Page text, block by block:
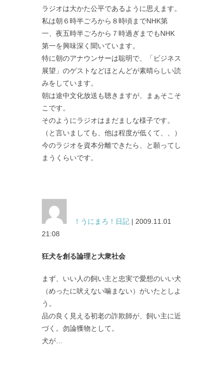
ラジオは大かた公平であるように思えます。
私は朝６時半ごろから８時頃までNHK第
一、夜五時半ごろから７時過ぎまでもNHK
第一を興味深く聞いています。
特に朝のアナウンサーは聡明で、「ビジネス
展望」のゲストなどほとんどが素晴らしい読
みをしています。
朝は途中文化放送も聴きますが、まぁそこそ
こです。
そのようにラジオはまだましな様子です。
（と言いましても、他は程度が低くて、、）
今のラジオを資本分離できたら、と願ってし
まうくらいです。
！うにまろ！日記 | 2009.11.01
21:08
狂犬を創る論理と大衆社会
まず、いい人の飼い主と忠実で愛想のいい犬
（めったに吠えない噛まない）がいたとしよ
う。
品の良く見える初老の詐欺師が、飼い主に近
づく。勿論獲物として。
犬が…